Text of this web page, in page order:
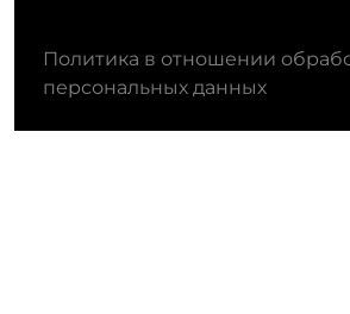
Политика в отношении
персональных данных